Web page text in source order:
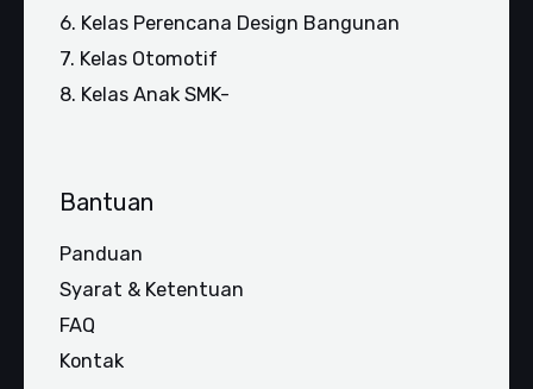
6. Kelas Perencana Design Bangunan
7. Kelas Otomotif
8. Kelas Anak SMK-
Bantuan
Panduan
Syarat & Ketentuan
FAQ
Kontak